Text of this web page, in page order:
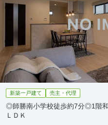
新築一戸建て 売主・代理
◎師勝南小学校徒歩約7分◎1階
ＬＤＫ